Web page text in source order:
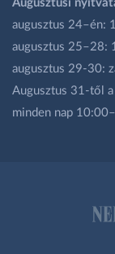
Augusztusi
augusztus 24–én:
augusztus 25–28:
augusztus 29-30:
Augusztus 31-től
minden nap